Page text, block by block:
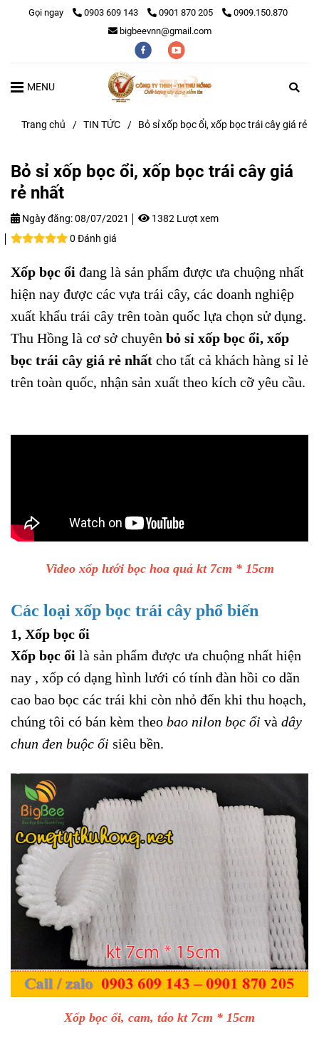
Gọi ngay 0903 609 143 0901 870 205
0909.150.870
bigbeevnn@gmail.com
MENU
Trang chủ / TIN TỨC / Bỏ sỉ xốp bọc ổi, xốp bọc trái cây giá rẻ
Bỏ sỉ xốp bọc ổi, xốp bọc trái cây giá
rẻ nhất
Ngày đăng:08/07/2021
1382 Lượt xem
0 Đánh giá
Xốp bọc ổi đang là sản phẩm được ưa chuộng nhất
hiện nay được các vựa trái cây, các doanh nghiệp
xuất khẩu trái cây trên toàn quốc lựa chọn sử dụng.
Thu Hồng là cơ sở chuyên bỏ sỉ xốp bọc ổi, xốp
bọc trái cây giá rẻ nhất cho tất cả khách hàng sỉ lẻ
trên toàn quốc, nhận sản xuất theo kích cỡ yêu cầu.
Video xốp lưới bọc hoa quả kt 7cm * 15cm
Các loại xốp bọc trái cây phổ biến
1, Xốp bọc ổi
Xốp bọc ổi là sản phẩm được ưa chuộng nhất hiện
nay , xốp có dạng hình lưới có tính đàn hồi co dãn
cao bao bọc các trái khi còn nhỏ đến khi thu hoạch,
chúng tôi có bán kèm theo bao nilon bọc ổi và dây
chun đen buộc ổi siêu bền.
Xốp bọc ổi, cam, táo kt 7cm * 15cm